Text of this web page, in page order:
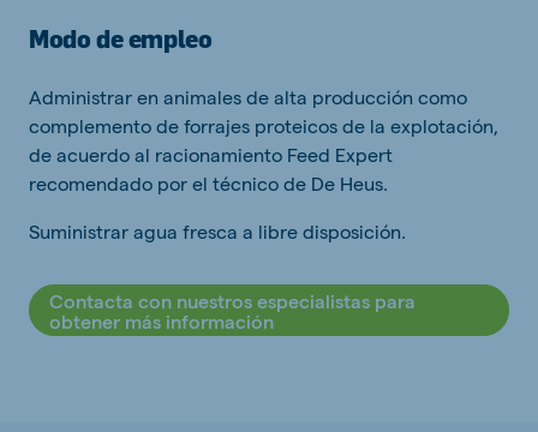
Modo de empleo
Administrar en animales de alta producción como
complemento de forrajes proteicos de la explotación,
de acuerdo al racionamiento Feed Expert
recomendado por el técnico de De Heus.
Suministrar agua fresca a libre disposición.
Contacta con nuestros especialistas para
obtener más información